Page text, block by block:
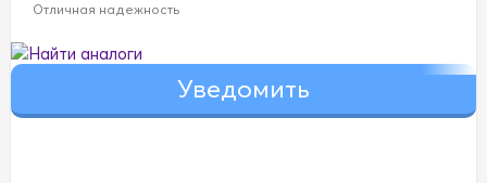
Отличная надежность
Найти аналоги